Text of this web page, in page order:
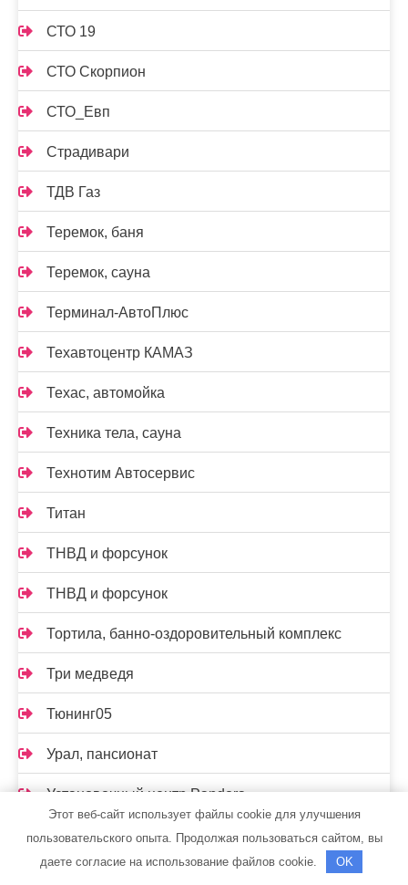
СТО 19
СТО Скорпион
СТО_Евп
Страдивари
ТДВ Газ
Теремок, баня
Теремок, сауна
Терминал-АвтоПлюс
Техавтоцентр КАМАЗ
Техас, автомойка
Техника тела, сауна
Технотим Автосервис
Титан
ТНВД и форсунок
ТНВД и форсунок
Тортила, банно-оздоровительный комплекс
Три медведя
Тюнинг05
Урал, пансионат
Установочный центр Pandora
Установочный центр Pandora
Этот веб-сайт использует файлы cookie для улучшения
пользовательского опыта. Продолжая пользоваться сайтом, вы
даете согласие на использование файлов cookie.
OK